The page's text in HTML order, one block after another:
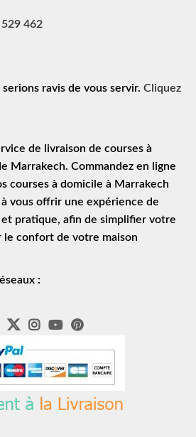
462
ravis de vous servir. Cliquez
de
livraison de courses à
Marrakech. Commandez en ligne
courses à domicile à Marrakech
à vous offrir une expérience de
pratique, afin de simplifier votre
le confort de votre maison
: